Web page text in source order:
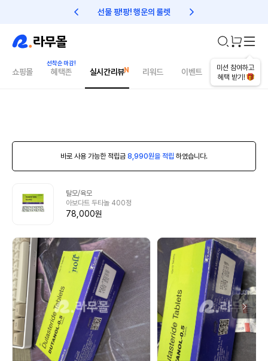
선물 팡!팡! 행운의 룰렛 친구초대 1만원 리워드!
미션 참여하고
혜택 받기!
쇼핑몰 혜택존 실시간리뷰 리워드 이벤트 건강매거진
바로 사용 가능한 적립금 8,990원을 적립 하였습니다.
탈모/육모
아보다트 두타놀 400정
78,000원